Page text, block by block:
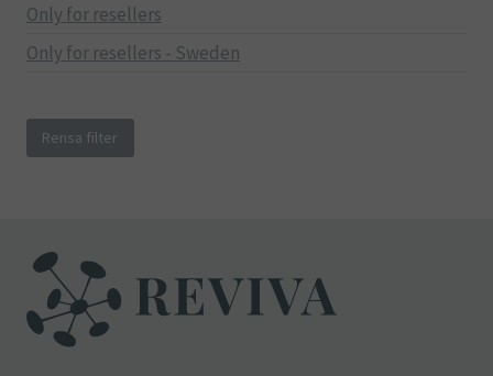
Only for resellers
Only for resellers - Sweden
Rensa filter